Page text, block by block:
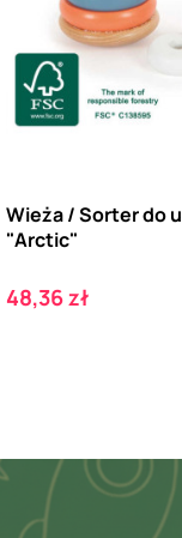
Wieża / Sorter do
"Arctic"
Cena
48,36 zł